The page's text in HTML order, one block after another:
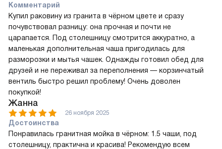
Комментарий
Купил раковину из гранита в чёрном цвете и сразу
почувствовал разницу: она прочная и почти не
царапается. Под столешницу смотрится аккуратно, а
маленькая дополнительная чаша пригодилась для
разморозки и мытья чашек. Однажды готовил обед для
друзей и не переживал за переполнения — корзинчатый
вентиль быстро решил проблему! Очень доволен
покупкой!
Жанна
26 ноября 2025
Достоинства
Понравилась гранитная мойка в чёрном: 1.5 чаши, под
столешницу, практична и красива! Рекомендую всем